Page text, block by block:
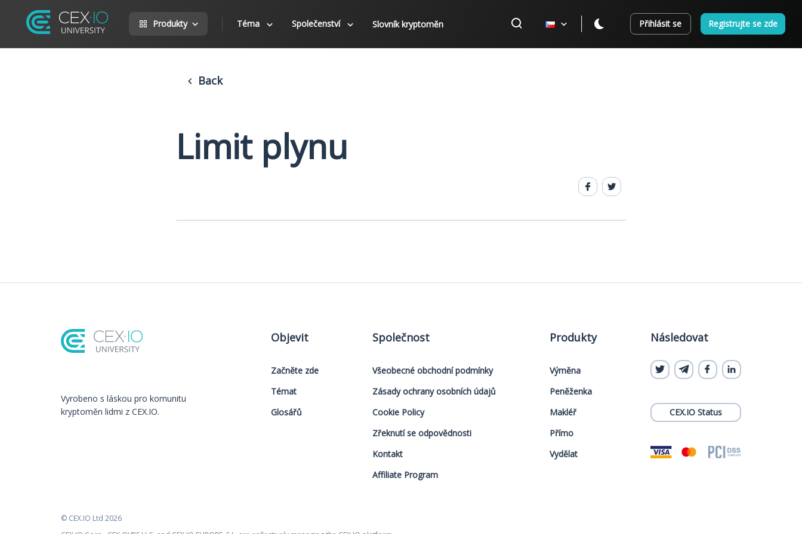
Produkty Téma Společenství Slovník kryptoměn Přihlásit se Registrujte se zde
Back
Limit plynu
Vyrobeno s láskou️ pro komunitu
kryptoměn lidmi z CEX.IO.
Objevit
Začněte zde
Témat
Glosářů
Společnost
Všeobecné obchodní podmínky
Zásady ochrany osobních údajů
Cookie Policy
Zřeknutí se odpovědnosti
Kontakt
Affiliate Program
Produkty
Výměna
Peněženka
Makléř
Přímo
Vydělat
Následovat
CEX.IO Status
© CEX.IO Ltd 2026